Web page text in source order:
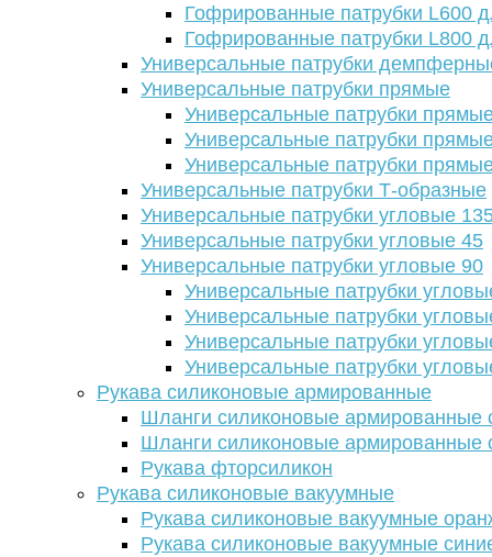
Гофрированные патрубки L600
Гофрированные патрубки L800
Универсальные патрубки
Универсальные патрубки прямые
Универсальные патрубки
Универсальные патрубки
Универсальные патрубки
Универсальные патрубки Т-образные
Универсальные патрубки угловые
Универсальные патрубки угловые 45
Универсальные патрубки угловые 90
Универсальные патрубки
Универсальные патрубки
Универсальные патрубки
Универсальные патрубки
Рукава силиконовые армированные
Шланги силиконовые армированные
Шланги силиконовые армированные
Рукава фторсиликон
Рукава силиконовые вакуумные
Рукава силиконовые вакуумные
Рукава силиконовые вакуумные